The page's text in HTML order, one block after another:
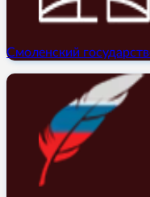
Смоленский